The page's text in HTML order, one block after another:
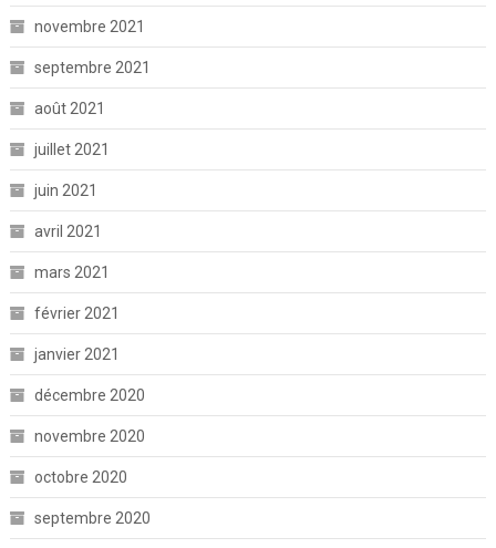
novembre 2021
septembre 2021
août 2021
juillet 2021
juin 2021
avril 2021
mars 2021
février 2021
janvier 2021
décembre 2020
novembre 2020
octobre 2020
septembre 2020